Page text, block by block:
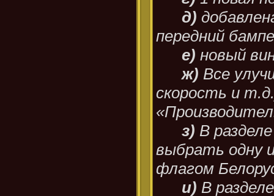
д)
передний
е) новый
ж) Все
скорость и
з) В
выбрать одну
флагом
и) В